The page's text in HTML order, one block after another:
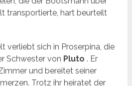
transportierte, hart beurteilt
verliebt sich in Proserpina, die
Schwester von Pluto . Er
und bereitet seiner
Trotz ihr heiratet der